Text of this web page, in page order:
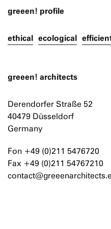
greeen! profile
ethical ecological
greeen! architects
Derendorfer Straße 52
40479 Düsseldorf
Germany
Fon +49 (0)211 5476720
Fax +49 (0)211 54767210